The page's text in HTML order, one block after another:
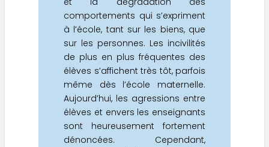
comportements qui s’expriment
à l’école, tant sur les biens, que
sur les personnes. Les incivilités
de plus en plus fréquentes des
élèves s’affichent très tôt, parfois
même dès l’école maternelle.
Aujourd’hui, les agressions entre
élèves et envers les enseignants
sont heureusement fortement
dénoncées. Cependant,